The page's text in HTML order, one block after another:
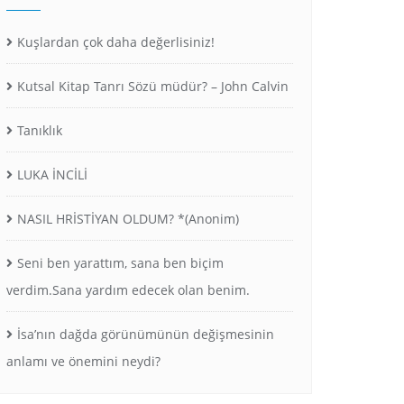
Kuşlardan çok daha değerlisiniz!
Kutsal Kitap Tanrı Sözü müdür? – John Calvin
Tanıklık
LUKA İNCİLİ
NASIL HRİSTİYAN OLDUM? *(Anonim)
Seni ben yarattım, sana ben biçim
verdim.Sana yardım edecek olan benim.
İsa’nın dağda görünümünün değişmesinin
anlamı ve önemini neydi?